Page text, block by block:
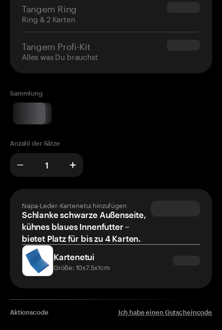
Tangem Ring
Ring & 2 Karten
$160.00
Tangem Profi-Kit
Alles was Du brauchst
$180.00
Sammlung
Anzahl der Sätze
Napa-Leder-Kartenetui hinzufügen
Schlanke schwarze Außenseite,
kühnes blaues Innenfutter –
bietet Platz für bis zu 4 Karten.
Kartenetui
Größe: 10x7.5x1cm
Aktionscode Ich habe einen Gutscheincode